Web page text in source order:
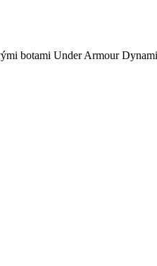
botami Under Armour